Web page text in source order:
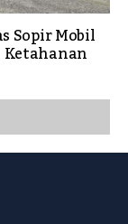
Sopir Mobil